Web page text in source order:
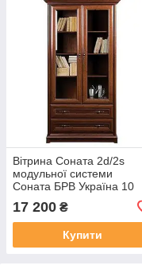
Вітрина Соната 2d/2s
модульної системи
Соната БРВ Україна 10
17 200 ₴
Купити